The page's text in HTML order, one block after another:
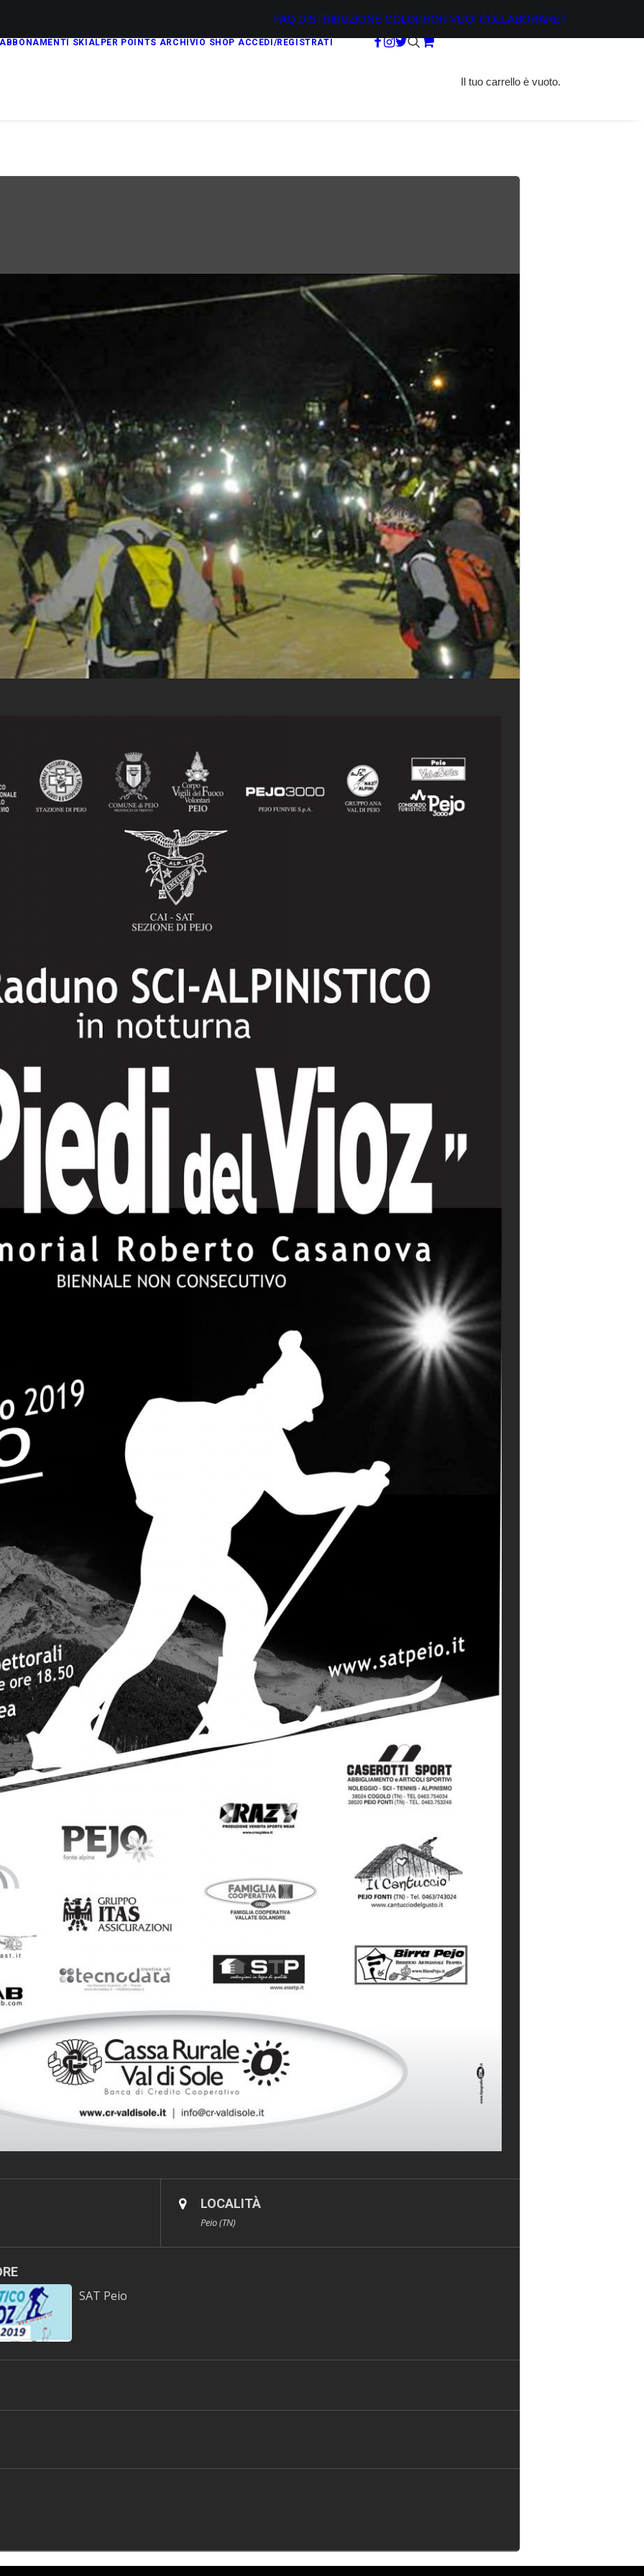
FAQ DISTRIBUZIONE COLOPHON VUOI COLLABORARE?
ABBONAMENTI SKIALPER POINTS ARCHIVIO SHOP ACCEDI/REGISTRATI
Il tuo carrello è vuoto.
LOCALITÀ
Peio (TN)
SAT Peio